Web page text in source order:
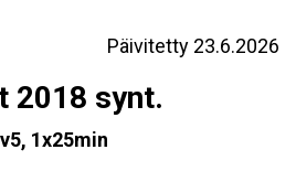
Päivitetty 23.6.2026
2018 synt.
1x25min